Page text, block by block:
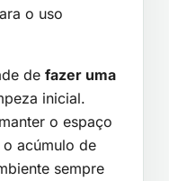
o uso
de fazer uma
inicial.
o espaço
acúmulo de
sempre